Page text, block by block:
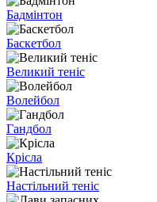
Бадмінтон
Баскетбол
Великий теніс
Волейбол
Гандбол
Крісла
Настільний теніс